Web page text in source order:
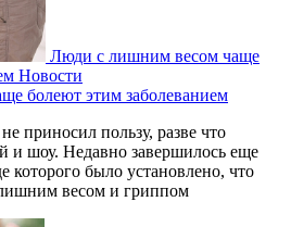
Люди с лишним весом чаще
Новости
болеют этим заболеванием
приносил пользу, разве что
и шоу. Недавно завершилось еще
которого было установлено, что
весом и гриппом